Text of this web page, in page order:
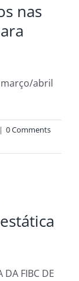
nas
abril
| 0 Comments
DA FIBC DE